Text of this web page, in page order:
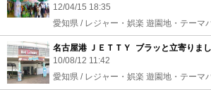
12/04/15 18:35
愛知県 / レジャー・娯楽 遊園地・テーマ
名古屋港 ＪＥＴＴＹ ブラッと立寄りま
10/08/12 11:42
愛知県 / レジャー・娯楽 遊園地・テーマ